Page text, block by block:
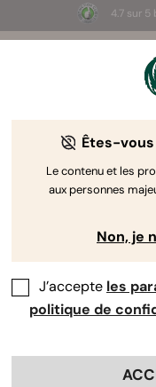
4.7 sur 5
3 graines
Êtes-vous
Le contenu et les
aux personnes
Non, je
J’accepte les
politique de